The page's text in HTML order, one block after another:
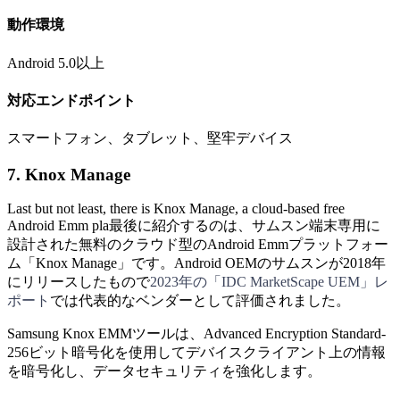
動作環境
Android 5.0以上
対応エンドポイント
スマートフォン、タブレット、堅牢デバイス
7. Knox Manage
Last but not least, there is Knox Manage, a cloud-based free
Android Emm pla最後に紹介するのは、サムスン端末専用に
設計された無料のクラウド型のAndroid Emmプラットフォー
ム「Knox Manage」です。Android OEMのサムスンが2018年
にリリースしたもので2023年の「IDC MarketScape UEM」レ
ポート では代表的なベンダーとして評価されました。
Samsung Knox EMMツールは、Advanced Encryption Standard-
256ビット暗号化を使用してデバイスクライアント上の情報
を暗号化し、データセキュリティを強化します。